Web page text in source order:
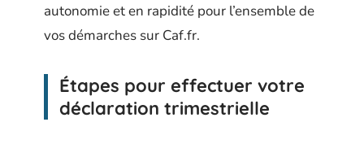
autonomie et en rapidité pour l’ensemble de
vos démarches sur Caf.fr.
Étapes pour effectuer votre
déclaration trimestrielle